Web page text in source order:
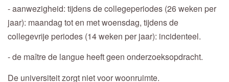
- aanwezigheid: tijdens de collegeperiodes (26 weken per
jaar): maandag tot en met woensdag, tijdens de
collegevrije periodes (14 weken per jaar): incidenteel.
- de maître de langue heeft geen onderzoeksopdracht.
De universiteit zorgt niet voor woonruimte.